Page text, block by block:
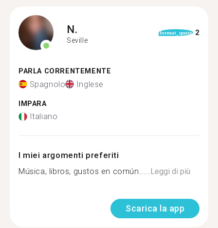
N.
Seville
format_quote 2
PARLA CORRENTEMENTE
Spagnolo Inglese
IMPARA
Italiano
I miei argomenti preferiti
Música, libros, gustos en común.....Leggi di più
Scarica la app